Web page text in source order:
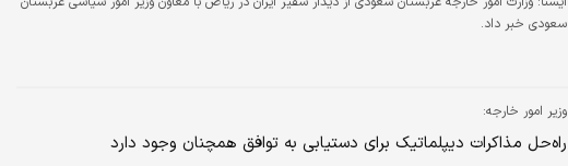
سعودی خبر داد.
وزیر امور خارجه:
راه‌حل مذاکرات دیپلماتیک برای دستیابی به توافق همچنان وجود دارد